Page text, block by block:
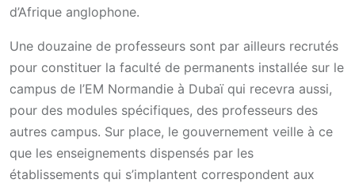
d’Afrique anglophone.
Une douzaine de professeurs sont par ailleurs recrutés
pour constituer la faculté de permanents installée sur le
campus de l’EM Normandie à Dubaï qui recevra aussi,
pour des modules spécifiques, des professeurs des
autres campus. Sur place, le gouvernement veille à ce
que les enseignements dispensés par les
établissements qui s’implantent correspondent aux